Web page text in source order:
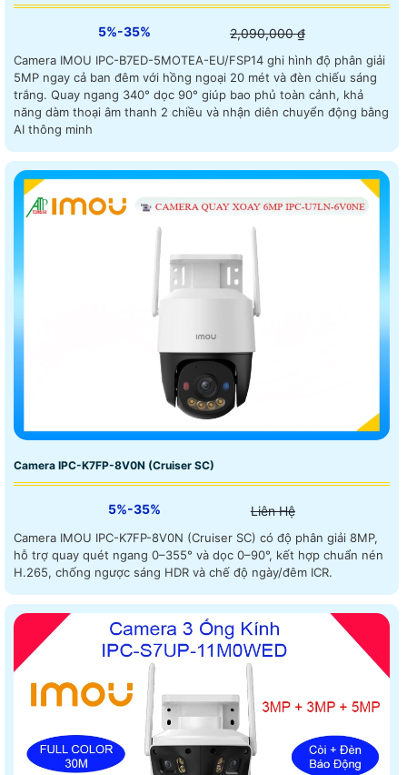
5%-35% 2,090,000 ₫
Camera IMOU IPC-B7ED-5MOTEA-EU/FSP14 ghi hình độ phân giải
5MP ngay cả ban đêm với hồng ngoại 20 mét và đèn chiếu sáng
trắng. Quay ngang 340° dọc 90° giúp bao phủ toàn cảnh, khả
năng dàm thoại âm thanh 2 chiều và nhận diên chuyển động bằng
AI thông minh
Camera IPC-K7FP-8V0N (Cruiser SC)
5%-35% Liên Hệ
Camera IMOU IPC-K7FP-8V0N (Cruiser SC) có độ phân giải 8MP,
hỗ trợ quay quét ngang 0–355° và dọc 0–90°, kết hợp chuẩn nén
H.265, chống ngược sáng HDR và chế độ ngày/đêm ICR.